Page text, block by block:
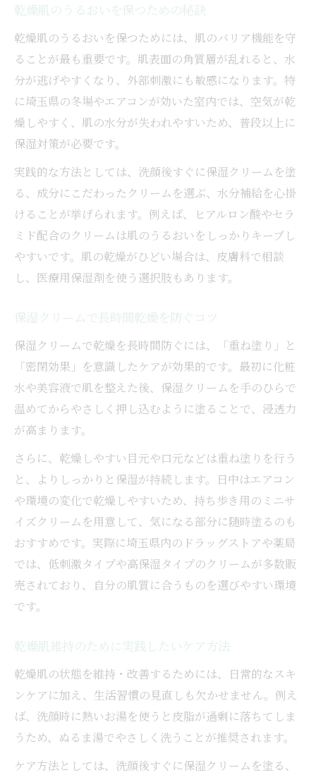
乾燥肌のうるおいを保つための秘訣
乾燥肌のうるおいを保つためには、肌のバリア機能を守
ることが最も重要です。肌表面の角質層が乱れると、水
分が逃げやすくなり、外部刺激にも敏感になります。特
に埼玉県の冬場やエアコンが効いた室内では、空気が乾
燥しやすく、肌の水分が失われやすいため、普段以上に
保湿対策が必要です。
実践的な方法としては、洗顔後すぐに保湿クリームを塗
る、成分にこだわったクリームを選ぶ、水分補給を心掛
けることが挙げられます。例えば、ヒアルロン酸やセラ
ミド配合のクリームは肌のうるおいをしっかりキープし
やすいです。肌の乾燥がひどい場合は、皮膚科で相談
し、医療用保湿剤を使う選択肢もあります。
保湿クリームで長時間乾燥を防ぐコツ
保湿クリームで乾燥を長時間防ぐには、「重ね塗り」と
「密閉効果」を意識したケアが効果的です。最初に化粧
水や美容液で肌を整えた後、保湿クリームを手のひらで
温めてからやさしく押し込むように塗ることで、浸透力
が高まります。
さらに、乾燥しやすい目元や口元などは重ね塗りを行う
と、よりしっかりと保湿が持続します。日中はエアコン
や環境の変化で乾燥しやすいため、持ち歩き用のミニサ
イズクリームを用意して、気になる部分に随時塗るのも
おすすめです。実際に埼玉県内のドラッグストアや薬局
では、低刺激タイプや高保湿タイプのクリームが多数販
売されており、自分の肌質に合うものを選びやすい環境
です。
乾燥肌維持のために実践したいケア方法
乾燥肌の状態を維持・改善するためには、日常的なスキ
ンケアに加え、生活習慣の見直しも欠かせません。例え
ば、洗顔時に熱いお湯を使うと皮脂が過剰に落ちてしま
うため、ぬるま湯でやさしく洗うことが推奨されます。
ケア方法としては、洗顔後すぐに保湿クリームを塗る、